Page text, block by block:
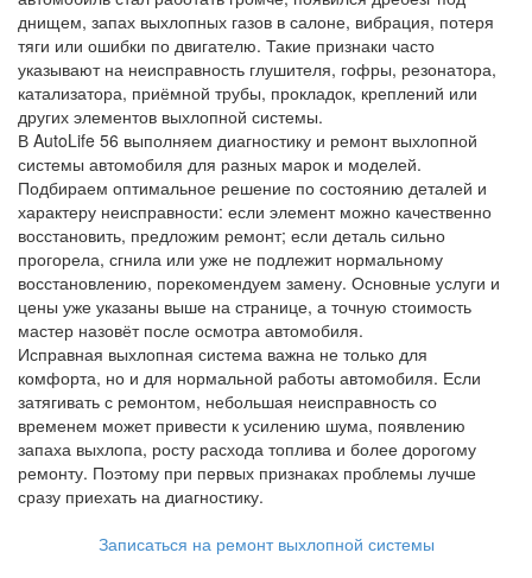
днищем, запах выхлопных газов в салоне, вибрация, потеря
тяги или ошибки по двигателю. Такие признаки часто
указывают на неисправность глушителя, гофры, резонатора,
катализатора, приёмной трубы, прокладок, креплений или
других элементов выхлопной системы.
В AutoLife 56 выполняем диагностику и ремонт выхлопной
системы автомобиля для разных марок и моделей.
Подбираем оптимальное решение по состоянию деталей и
характеру неисправности: если элемент можно качественно
восстановить, предложим ремонт; если деталь сильно
прогорела, сгнила или уже не подлежит нормальному
восстановлению, порекомендуем замену. Основные услуги и
цены уже указаны выше на странице, а точную стоимость
мастер назовёт после осмотра автомобиля.
Исправная выхлопная система важна не только для
комфорта, но и для нормальной работы автомобиля. Если
затягивать с ремонтом, небольшая неисправность со
временем может привести к усилению шума, появлению
запаха выхлопа, росту расхода топлива и более дорогому
ремонту. Поэтому при первых признаках проблемы лучше
сразу приехать на диагностику.
Записаться на ремонт выхлопной системы